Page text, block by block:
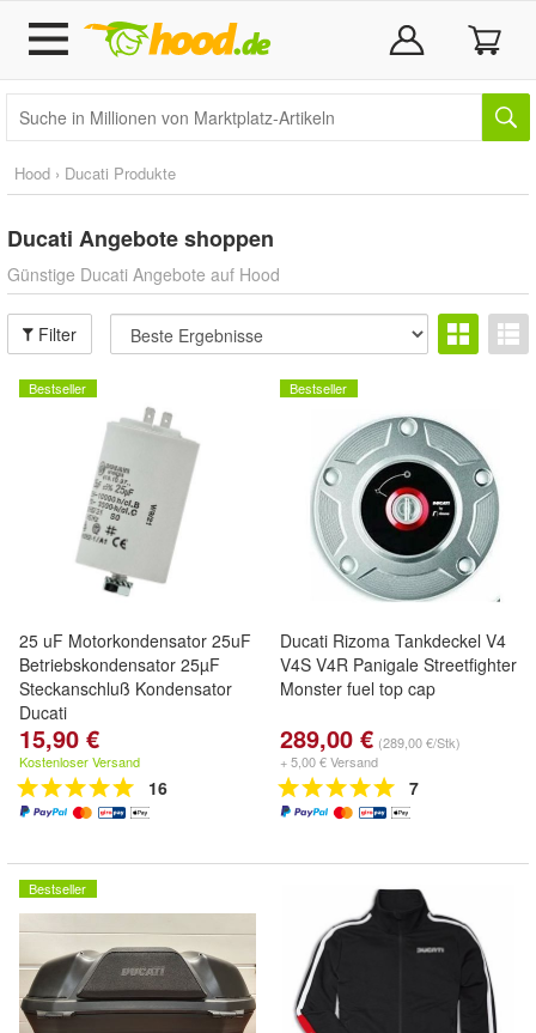
Hood › Ducati Produkte
Ducati Angebote shoppen
Günstige Ducati Angebote auf Hood
Filter
Bestseller
25 uF Motorkondensator 25uF
Betriebskondensator 25µF
Steckanschluß Kondensator
Ducati
15,90 €
Kostenloser Versand
16
Bestseller
Ducati Rizoma Tankdeckel V4
V4S V4R Panigale Streetfighter
Monster fuel top cap
289,00 € (289,00 €/Stk)
+ 5,00 € Versand
7
Bestseller